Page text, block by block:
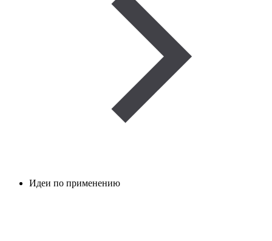
Идеи по применению